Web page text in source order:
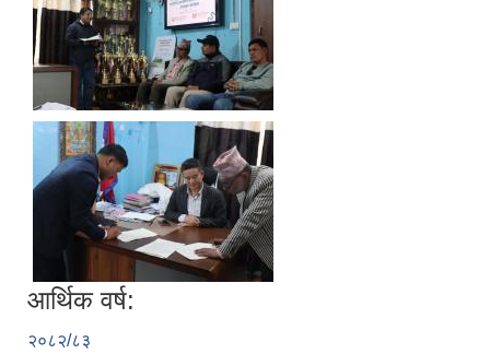
आर्थिक वर्ष:
२०८२/८३